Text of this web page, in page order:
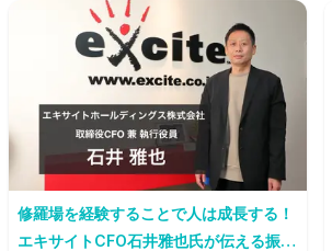
修羅場を経験することで人は成長する！
エキサイトCFO石井雅也氏が伝える振り